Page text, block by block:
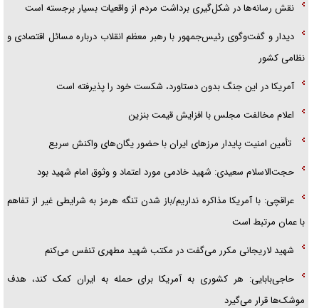
نقش رسانه‌ها در شکل‌گیری برداشت مردم از واقعیات بسیار برجسته است
دیدار و گفت‌وگوی رئیس‌جمهور با رهبر معظم انقلاب درباره مسائل اقتصادی و
نظامی کشور
آمریکا در این جنگ بدون دستاورد، شکست خود را پذیرفته است
اعلام مخالفت مجلس با افزایش قیمت بنزین
تأمین امنیت پایدار مرزهای ایران با حضور یگان‌های واکنش سریع
حجت‌الاسلام سعیدی: شهید خادمی مورد اعتماد و وثوق امام شهید بود
عراقچی: با آمریکا مذاکره نداریم/باز شدن تنگه هرمز به شرایطی غیر از تفاهم
با عمان مرتبط است
شهید لاریجانی مکرر می‌گفت در مکتب شهید مطهری تنفس می‌کنم
حاجی‌بابایی: هر کشوری به آمریکا برای حمله به ایران کمک کند، هدف
موشک‌ها قرار می‌گیرد